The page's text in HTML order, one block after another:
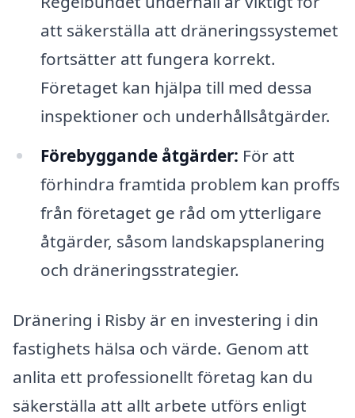
att säkerställa att dräneringssystemet
fortsätter att fungera korrekt.
Företaget kan hjälpa till med dessa
inspektioner och underhållsåtgärder.
Förebyggande åtgärder: För att
förhindra framtida problem kan proffs
från företaget ge råd om ytterligare
åtgärder, såsom landskapsplanering
och dräneringsstrategier.
Dränering i Risby är en investering i din
fastighets hälsa och värde. Genom att
anlita ett professionellt företag kan du
säkerställa att allt arbete utförs enligt